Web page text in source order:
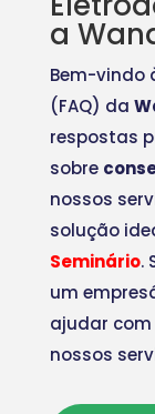
a
Bem-vindo
(FAQ) da
respostas
sobre
nossos
solução
Seminário.
um
ajudar
nossos